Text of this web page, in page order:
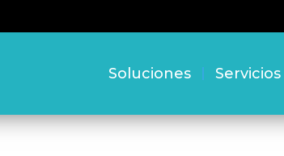
Soluciones Servicios